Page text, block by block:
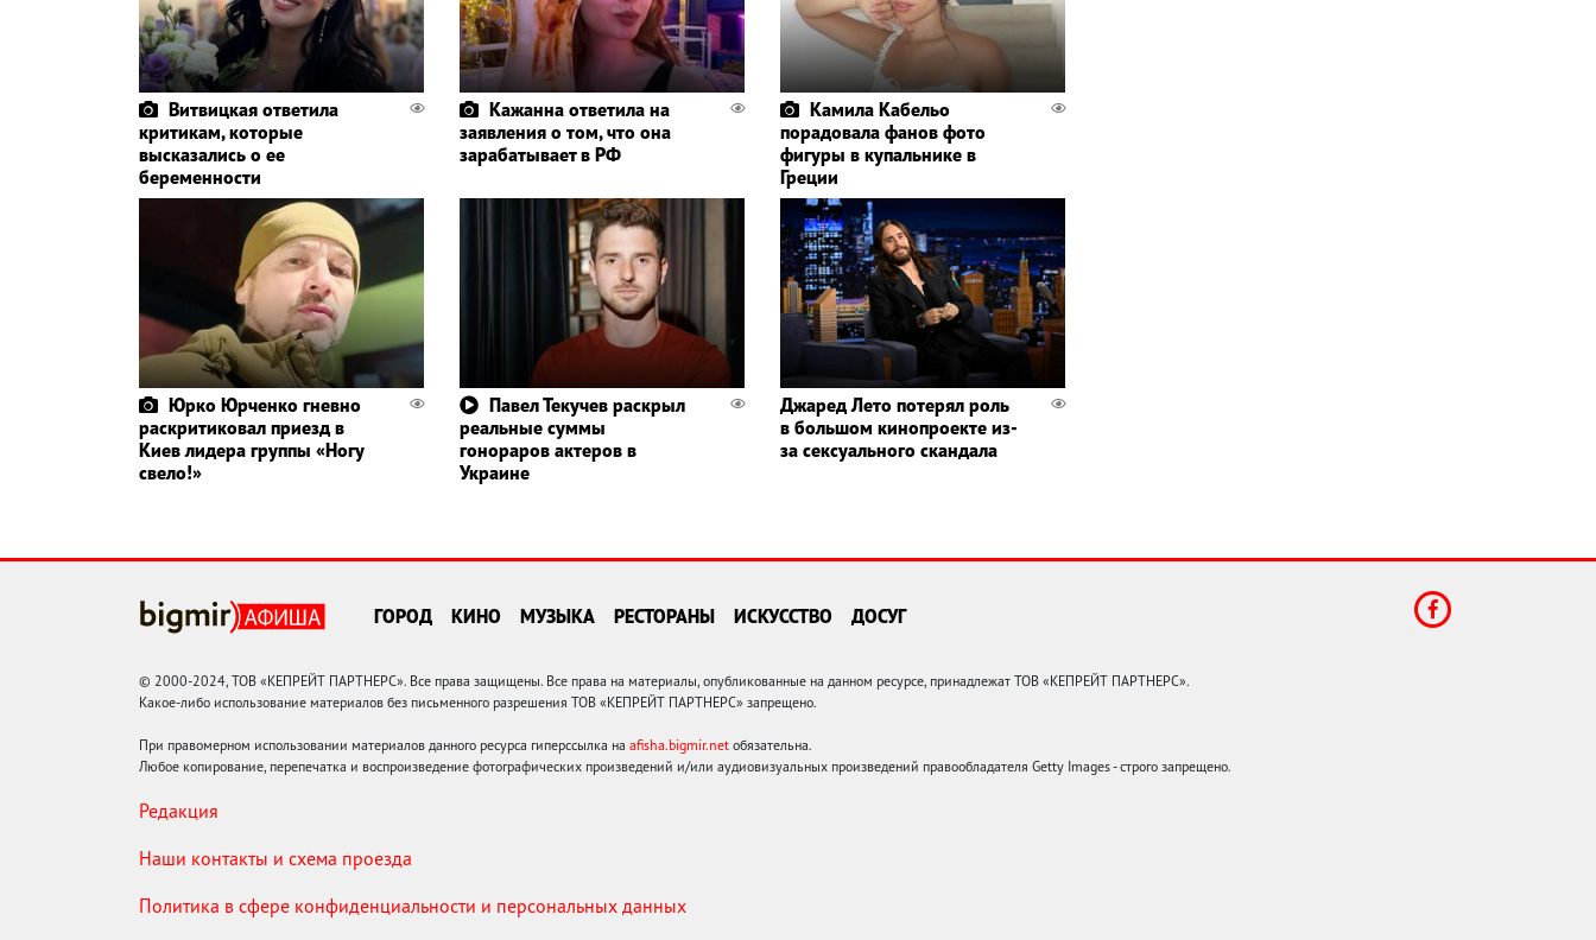
Витвицкая ответила
критикам, которые
высказались о ее
беременности
Кажанна ответила на
заявления о том, что она
зарабатывает в РФ
Камила Кабельо
порадовала фанов фото
фигуры в купальнике в
Греции
Юрко Юрченко гневно
раскритиковал приезд в
Киев лидера группы «Ногу
свело!»
Павел Текучев раскрыл
реальные суммы
гонораров актеров в
Украине
Джаред Лето потерял роль
в большом кинопроекте из-
за сексуального скандала
ГОРОД КИНО МУЗЫКА РЕСТОРАНЫ ИСКУССТВО ДОСУГ
© 2000-2024, ТОВ «КЕПРЕЙТ ПАРТНЕРС». Все права защищены. Все права на материалы, опубликованные на данном ресурсе, принадлежат ТОВ «КЕПРЕЙТ ПАРТНЕРС».
Какое-либо использование материалов без письменного разрешения ТОВ «КЕПРЕЙТ ПАРТНЕРС» запрещено.
При правомерном использовании материалов данного ресурса гиперссылка на afisha.bigmir.net обязательна.
Любое копирование, перепечатка и воспроизведение фотографических произведений и/или аудиовизуальных произведений правообладателя Getty Images - строго запрещено.
Редакция
Наши контакты и схема проезда
Политика в сфере конфиденциальности и персональных данных